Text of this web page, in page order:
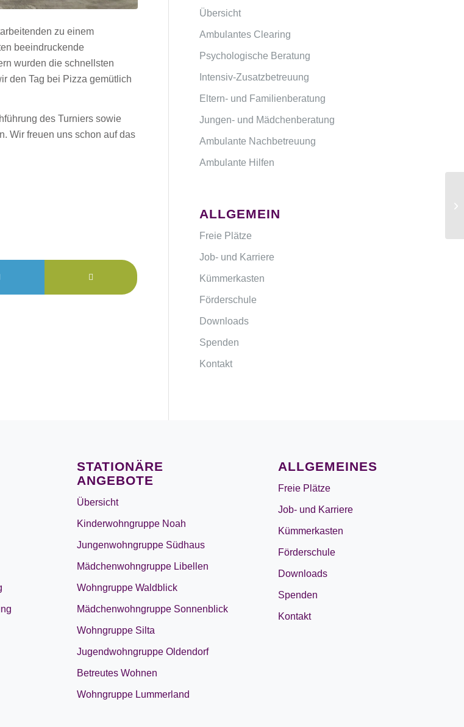
zu einem
beeindruckende
wurden die schnellsten
den Tag bei Pizza gemütlich
des Turniers sowie
Wir freuen uns schon auf das
Übersicht
Ambulantes Clearing
Psychologische Beratung
Intensiv-Zusatzbetreuung
Eltern- und Familienberatung
Jungen- und Mädchenberatung
Ambulante Nachbetreuung
Ambulante Hilfen
ALLGEMEIN
Freie Plätze
Job- und Karriere
Kümmerkasten
Förderschule
Downloads
Spenden
Kontakt
STATIONÄRE
ANGEBOTE
Übersicht
Kinderwohngruppe Noah
Jungenwohngruppe Südhaus
Mädchenwohngruppe Libellen
Wohngruppe Waldblick
Mädchenwohngruppe Sonnenblick
Wohngruppe Silta
Jugendwohngruppe Oldendorf
Betreutes Wohnen
Wohngruppe Lummerland
ALLGEMEINES
Freie Plätze
Job- und Karriere
Kümmerkasten
Förderschule
Downloads
Spenden
Kontakt